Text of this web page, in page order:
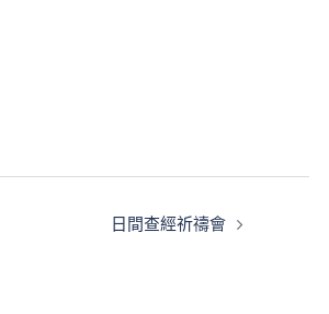
日間查經祈禱會